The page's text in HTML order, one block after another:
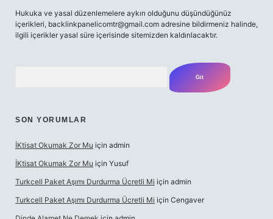
Hukuka ve yasal düzenlemelere aykırı olduğunu düşündüğünüz
içerikleri, backlinkpanelicomtr@gmail.com adresine bildirmeniz halinde,
ilgili içerikler yasal süre içerisinde sitemizden kaldırılacaktır.
SON YORUMLAR
İKtisat Okumak Zor Mu için admin
İKtisat Okumak Zor Mu için Yusuf
Turkcell Paket Aşımı Durdurma Ücretli Mi için admin
Turkcell Paket Aşımı Durdurma Ücretli Mi için Cengaver